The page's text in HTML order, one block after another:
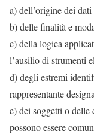
a) dell’origine dei
b) delle finalità e
c) della logica
l’ausilio di strumenti
d) degli estremi
rappresentante
e) dei soggetti o
possono essere